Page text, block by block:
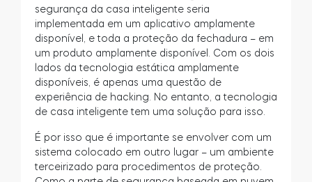
segurança da casa inteligente seria
implementada em um aplicativo amplamente
disponível, e toda a proteção da fechadura – em
um produto amplamente disponível. Com os dois
lados da tecnologia estática amplamente
disponíveis, é apenas uma questão de
experiência de hacking. No entanto, a tecnologia
de casa inteligente tem uma solução para isso.
É por isso que é importante se envolver com um
sistema colocado em outro lugar – um ambiente
terceirizado para procedimentos de proteção.